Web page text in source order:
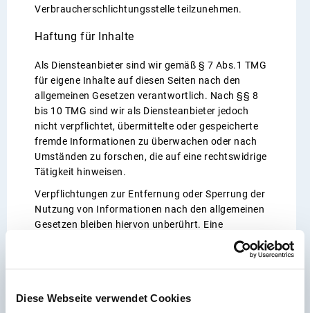
Diese Webseite verwendet Cookies
Verbraucherschlichtungsstelle teilzunehmen.
Haftung für Inhalte
Als Diensteanbieter sind wir gemäß § 7 Abs.1 TMG
für eigene Inhalte auf diesen Seiten nach den
allgemeinen Gesetzen verantwortlich. Nach §§ 8
bis 10 TMG sind wir als Diensteanbieter jedoch
nicht verpflichtet, übermittelte oder gespeicherte
fremde Informationen zu überwachen oder nach
Umständen zu forschen, die auf eine rechtswidrige
Tätigkeit hinweisen.
Verpflichtungen zur Entfernung oder Sperrung der
Nutzung von Informationen nach den allgemeinen
Gesetzen bleiben hiervon unberührt. Eine
diesbezügliche Haftung ist jedoch erst ab dem
Rechtsverletzung möglich. Bei Bekanntwerden von
diese Inhalte umgehend entfernen.